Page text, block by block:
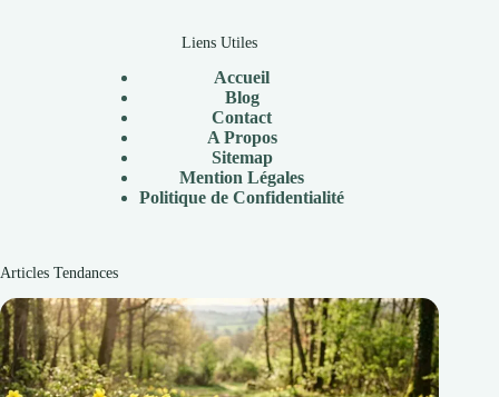
Liens Utiles
Accueil
Blog
Contact
A Propos
Sitemap
Mention Légales
Politique de Confidentialité
Articles Tendances